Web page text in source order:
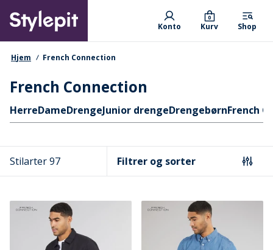
main
content
Primary departments
Konto Kurv
0
Shop
navigationssti
Hjem French Connection
French Connection
Hurtige links
HerreDameDrengeJunior drengeDrengebørnFrench
Stilarter 97 Filtrer og sorter